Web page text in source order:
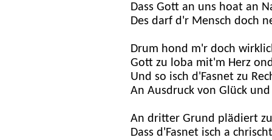
Dass Gott an uns hoat an
Des darf d'r Mensch doch
Drum hond m'r doch
Gott zu loba mit'm Herz
Und so isch d'Fasnet zu
An Ausdruck von Glück
An dritter Grund plädiert
Dass d'Fasnet isch a